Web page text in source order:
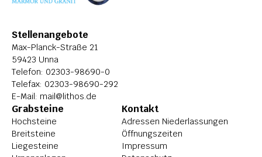
Stellenangebote
Max-Planck-Straße 21
59423 Unna
Telefon: 02303-98690-0
Telefax: 02303-98690-292
E-Mail: mail@lithos.de
Grabsteine
Hochsteine
Breitsteine
Liegesteine
Kontakt
Adressen Niederlassungen
Öffnungszeiten
Impressum